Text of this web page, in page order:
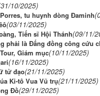
10/2025)
tu huynh dòng Đaminh
(03/11/2025)
Tiến sĩ Hội Thánh(09/11/
phải là Đấng đồng công cứu
Giám mục(10/11/2025)
(16/11/2025)
tử đạo(21/11/2025)
Ki-tô Vua Vũ trụ(21/11/2025)
Đồ(29/11/2025)